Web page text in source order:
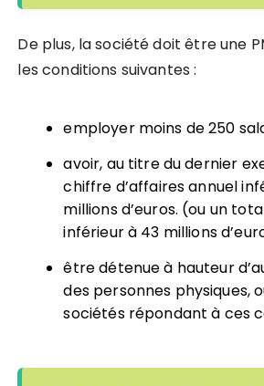
De plus, la société doit être une
les conditions suivantes :
employer moins de 250
avoir, au titre du dernier
chiffre d’affaires annuel
millions d’euros. (ou un
inférieur à 43 millions
être détenue à hauteur
des personnes physiques,
sociétés répondant à ces